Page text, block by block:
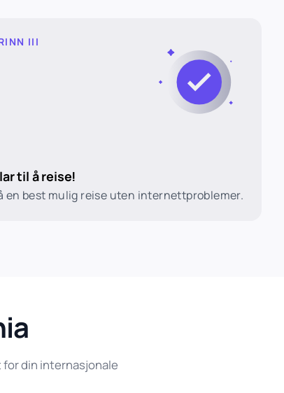
III
til å reise!
en best mulig reise uten internettproblemer.
din internasjonale